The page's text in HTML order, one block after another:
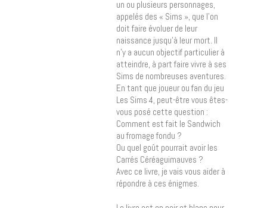
un ou plusieurs personnages,
appelés des « Sims », que l’on
doit faire évoluer de leur
naissance jusqu’à leur mort. Il
n’y a aucun objectif particulier à
atteindre, à part faire vivre à ses
Sims de nombreuses aventures.
En tant que joueur ou fan du jeu
Les Sims 4, peut-être vous êtes-
vous posé cette question :
Comment est fait le Sandwich
au fromage fondu ?
Ou quel goût pourrait avoir les
Carrés Céréaguimauves ?
Avec ce livre, je vais vous aider à
répondre à ces énigmes.